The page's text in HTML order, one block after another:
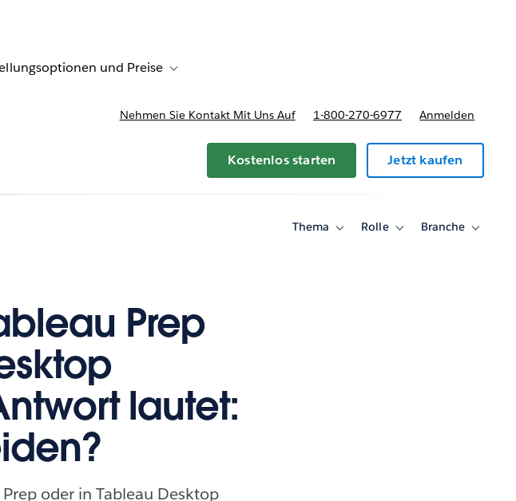
for Weitere Informationen
und Preise Toggle sub-navigation for Bereitstellungsoptionen und Preise
Nehmen Sie Kontakt Mit Uns Auf 1-800-270-6977 Anmelden
Kostenlos starten Jetzt kaufen
Thema
ToggleRolle
ToggleBranche
Toggle
Prep
lautet:
oder in Tableau Desktop